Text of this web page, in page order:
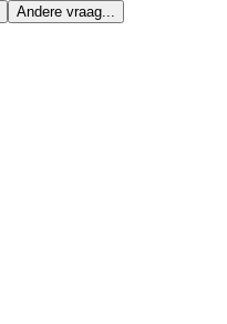
Andere vraag...